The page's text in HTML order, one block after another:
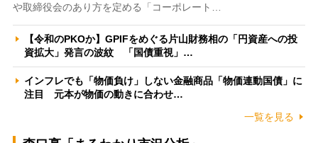
や取締役会のあり方を定める「コーポレート…
【令和のPKOか】GPIFをめぐる片山財務相の「円資産への投
資拡大」発言の波紋 「国債重視」…
インフレでも「物価負け」しない金融商品「物価連動国債」に
注目 元本が物価の動きに合わせ…
一覧を見る